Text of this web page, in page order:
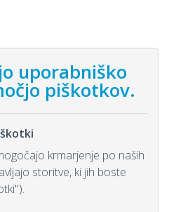
uporabniško
piškotkov.
krmarjenje po naših
storitve, ki jih boste